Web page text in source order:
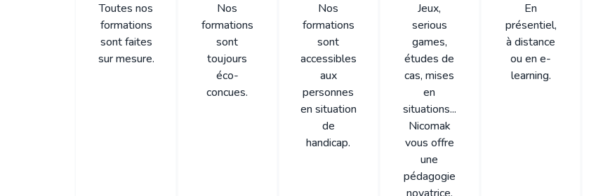
Toutes nos
formations
sont faites
sur mesure.
Nos
formations
sont
toujours
éco-
concues.
Nos
formations
sont
accessibles
aux
personnes
en situation
de
handicap.
Jeux,
serious
games,
études de
cas, mises
en
situations...
Nicomak
vous offre
une
pédagogie
En
présentiel,
à distance
ou en e-
learning.